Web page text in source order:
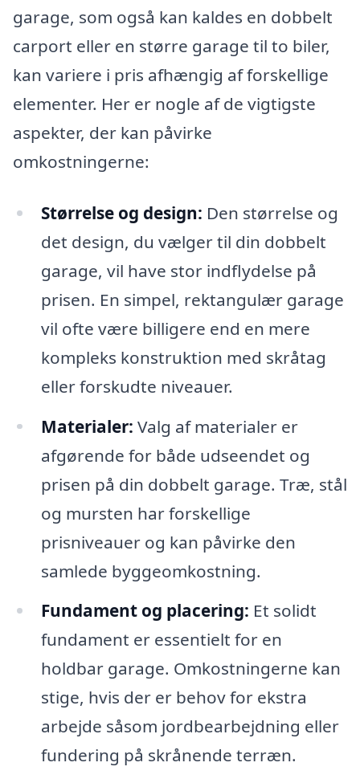
garage, som også kan kaldes en dobbelt
carport eller en større garage til to biler,
kan variere i pris afhængig af forskellige
elementer. Her er nogle af de vigtigste
aspekter, der kan påvirke
omkostningerne:
Størrelse og design: Den størrelse og
det design, du vælger til din dobbelt
garage, vil have stor indflydelse på
prisen. En simpel, rektangulær garage
vil ofte være billigere end en mere
kompleks konstruktion med skråtag
eller forskudte niveauer.
Materialer: Valg af materialer er
afgørende for både udseendet og
prisen på din dobbelt garage. Træ, stål
og mursten har forskellige
prisniveauer og kan påvirke den
samlede byggeomkostning.
Fundament og placering: Et solidt
fundament er essentielt for en
holdbar garage. Omkostningerne kan
stige, hvis der er behov for ekstra
arbejde såsom jordbearbejdning eller
fundering på skrånende terræn.